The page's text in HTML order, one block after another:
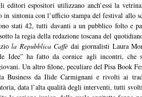
editori espositori utilizzano anch’essi la
in sintonia con l’ufficio stampa del festival allo
stati 42, tutti davanti a un pubblico folto e
la regia della redazione toscana del
la Repubblica Caffè dai giornalisti Laura
Idee” ha fatto da cornice agli incontri,
Un altro filone, peculiare del Pisa Book
Business da Ilide Carmignani e rivolti ai
data l’alta qualità degli interventi, tutti